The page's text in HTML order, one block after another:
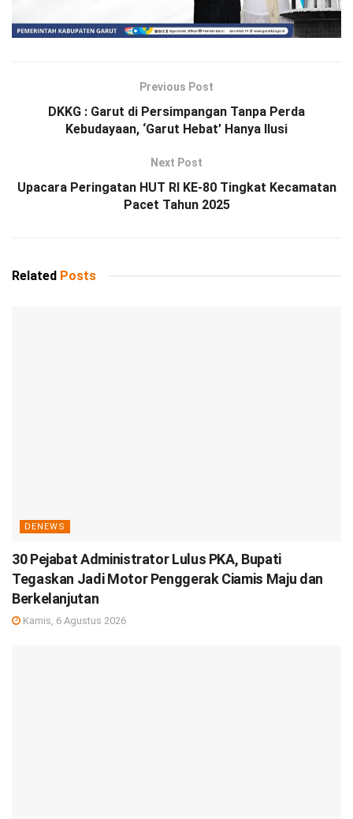
Previous Post
DKKG : Garut di Persimpangan Tanpa Perda
Kebudayaan, ‘Garut Hebat’ Hanya Ilusi
Next Post
Upacara Peringatan HUT RI KE-80 Tingkat Kecamatan
Pacet Tahun 2025
Related Posts
DENEWS
30 Pejabat Administrator Lulus PKA, Bupati
Tegaskan Jadi Motor Penggerak Ciamis Maju dan
Berkelanjutan
Kamis, 6 Agustus 2026